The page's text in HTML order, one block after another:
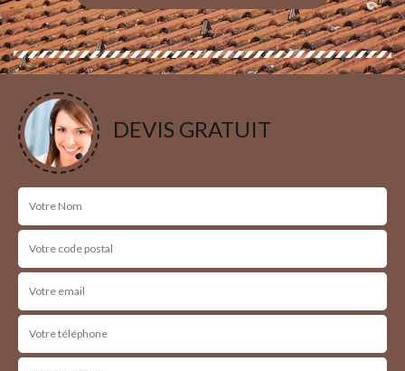
DEVIS GRATUIT